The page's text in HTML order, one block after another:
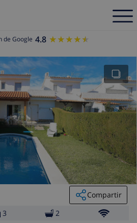
de Google 4.8 ★★★★★
★★★★★
Compartir
3 2